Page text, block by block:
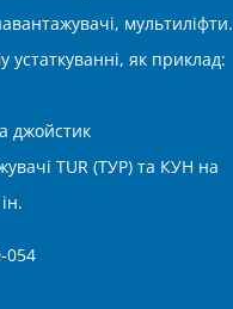
мультиліфти.
як приклад:
джойстик
TUR (ТУР) та КУН на
054